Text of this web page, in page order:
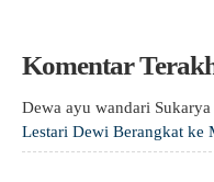
Komentar
Dewa ayu wandari Sukarya
Lestari Dewi Berangkat ke